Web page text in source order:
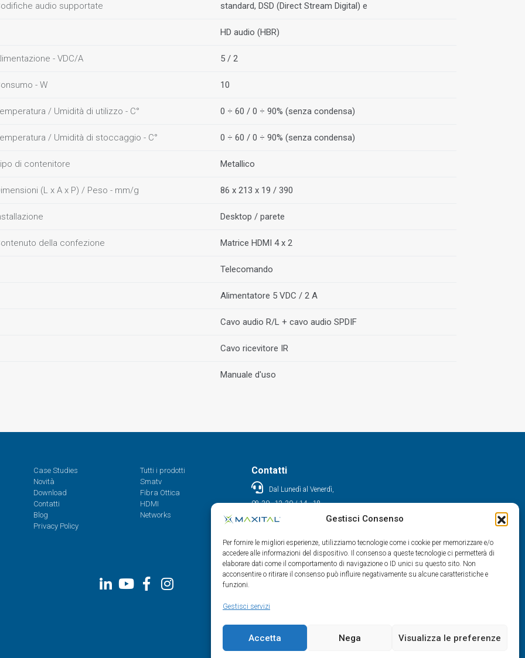
Gestisci Consenso
Per fornire le migliori esperienze, utilizziamo tecnologie come i cookie per memorizzare e/o
accedere alle informazioni del dispositivo. Il consenso a queste tecnologie ci permetterà di
elaborare dati come il comportamento di navigazione o ID unici su questo sito. Non
acconsentire o ritirare il consenso può influire negativamente su alcune caratteristiche e
funzioni.
Gestisci servizi
Accetta Nega Visualizza le preferenze
audio supportate standard, DSD (Direct Stream Digital) e
HD audio (HBR)
- VDC/A 5 / 2
- W 10
/ Umidità di utilizzo - C° 0 ÷ 60 / 0 ÷ 90% (senza condensa)
/ Umidità di stoccaggio - C° 0 ÷ 60 / 0 ÷ 90% (senza condensa)
di contenitore Metallico
(L x A x P) / Peso - mm/g 86 x 213 x 19 / 390
Desktop / parete
della confezione Matrice HDMI 4 x 2
Telecomando
Alimentatore 5 VDC / 2 A
Cavo audio R/L + cavo audio SPDIF
Cavo ricevitore IR
Manuale d'uso
Case Studies
Novità
Download
Contatti
Blog
Privacy Policy
Tutti i prodotti
Smatv
Fibra Ottica
HDMI
Networks
Contatti
Dal Lunedì al Venerdì,
08.30 - 12.30 / 14 - 18
0522/909701
info@maxital.it